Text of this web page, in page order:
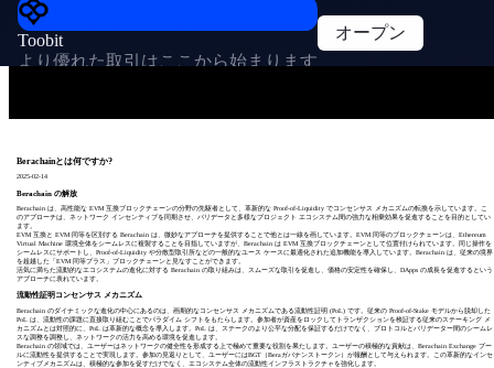
Toobit
より優れた取引はここから始まります
オープン
Berachainとは何ですか?
2025-02-14
Berachain の解放
Berachain は、高性能な EVM 互換ブロックチェーンの分野の先駆者として、革新的な Proof-of-Liquidity でコンセンサス メカニズムの転換を示しています。こ
のアプローチは、ネットワーク インセンティブを同期させ、バリデータと多様なプロジェクト エコシステム間の強力な相乗効果を促進することを目的としてい
ます。
EVM 互換と EVM 同等を区別する Berachain は、微妙なアプローチを提供することで他とは一線を画しています。EVM 同等のブロックチェーンは、Ethereum
Virtual Machine 環境全体をシームレスに複製することを目指していますが、Berachain は EVM 互換ブロックチェーンとして位置付けられています。同じ操作を
シームレスにサポートし、Proof-of-Liquidity や分散型取引所などの一般的なユース ケースに最適化された追加機能を導入しています。Berachain は、従来の境界
を超越した「EVM 同等プラス」ブロックチェーンと見なすことができます。
活気に満ちた流動的なエコシステムの進化に対する Berachain の取り組みは、スムーズな取引を促進し、価格の安定性を確保し、DApps の成長を促進するという
アプローチに表れています。
流動性証明コンセンサス メカニズム
Berachain のダイナミックな進化の中心にあるのは、画期的なコンセンサス メカニズムである流動性証明 (PoL) です。従来の Proof-of-Stake モデルから脱却した
PoL は、流動性の課題に直接取り組むことでパラダイム シフトをもたらします。参加者が資産をロックしてトランザクションを検証する従来のステーキング メ
カニズムとは対照的に、PoL は革新的な概念を導入します。PoL は、ステークのより公平な分配を保証するだけでなく、プロトコルとバリデーター間のシームレ
スな調整を調整し、ネットワークの活力を高める環境を促進します。
Berachain の領域では、ユーザーはネットワークの健全性を形成する上で極めて重要な役割を果たします。ユーザーの積極的な貢献は、Berachain Exchange プー
ルに流動性を提供することで実現します。参加の見返りとして、ユーザーにはBGT（Beraガバナンストークン）が報酬として与えられます。この革新的なインセ
ンティブメカニズムは、積極的な参加を促すだけでなく、エコシステム全体の流動性インフラストラクチャを強化します。